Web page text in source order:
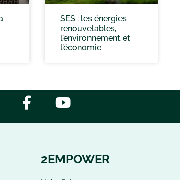
SES : les énergies
renouvelables,
l’environnement et
l’économie
2EMPOWER